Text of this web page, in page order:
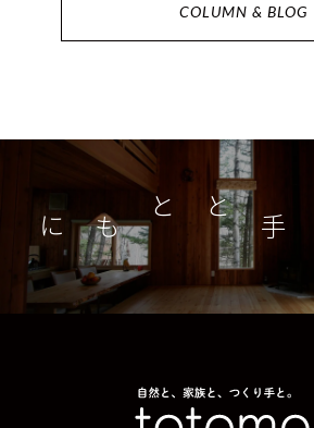
COLUMN & BLOG
つくり手とともに